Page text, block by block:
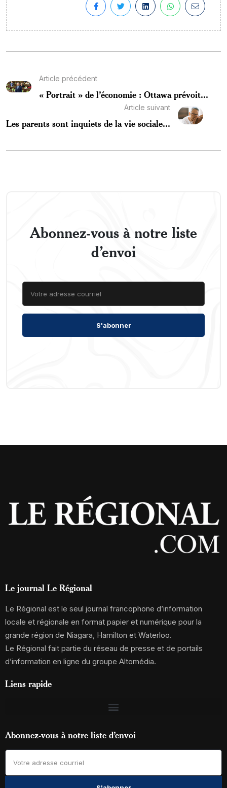
Article précédent
« Portrait » de l’économie : Ottawa prévoit...
Article suivant
Les parents sont inquiets de la vie sociale...
Abonnez-vous à notre liste
d’envoi
Le journal Le Régional
Le Régional est le seul journal francophone d’information
locale et régionale en format papier et numérique pour la
grande région de Niagara, Hamilton et Waterloo.
Le Régional fait partie du réseau de presse et de portails
d’information en ligne du groupe Altomédia.
Liens rapide
Abonnez-vous à notre liste d’envoi